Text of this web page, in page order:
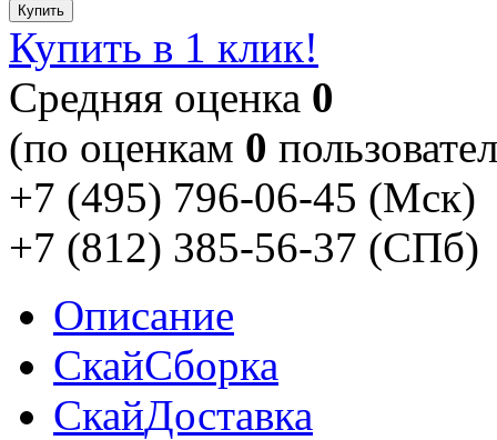
Купить
Купить в 1 клик!
Cредняя оценка 0
(по оценкам 0
+7 (495) 796-06-45 (Мск)
+7 (812) 385-56-37 (СПб)
Описание
СкайСборка
СкайДоставка